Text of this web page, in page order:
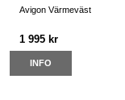
Avigon Värmeväst
1 995 kr
INFO